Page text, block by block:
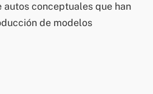
autos conceptuales que han
de modelos